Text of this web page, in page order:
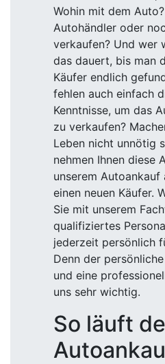
Wohin mit dem
Autohändler oder
verkaufen? Und wer
das dauert, bis man
Käufer endlich
fehlen auch einfach
Kenntnisse, um das
zu verkaufen?
Leben nicht unnötig
nehmen Ihnen diese
unserem
einen neuen Käufer.
Sie mit unserem
qualifiziertes
jederzeit persönlich
Denn der
und eine
uns sehr wichtig.
So läuft